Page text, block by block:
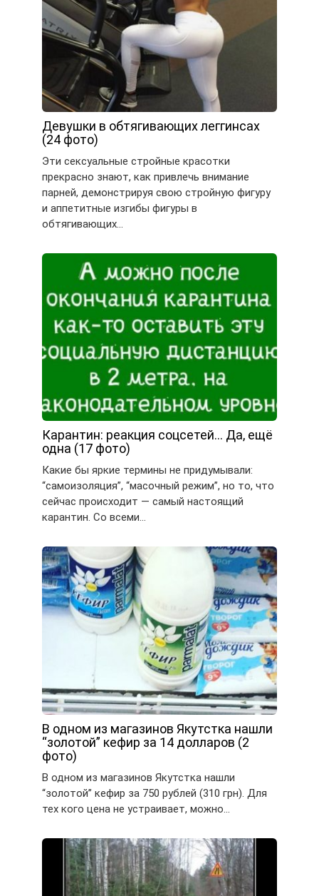
Девушки в обтягивающих леггинсах
(24 фото)
Эти сексуальные стройные красотки
прекрасно знают, как привлечь внимание
парней, демонстрируя свою стройную фигуру
и аппетитные изгибы фигуры в
обтягивающих…
Карантин: реакция соцсетей… Да, ещё
одна (17 фото)
Какие бы яркие термины не придумывали:
“самоизоляция”, “масочный режим”, но то, что
сейчас происходит — самый настоящий
карантин. Со всеми…
В одном из магазинов Якутстка нашли
“золотой” кефир за 14 долларов (2
фото)
В одном из магазинов Якутстка нашли
“золотой” кефир за 750 рублей (310 грн). Для
тех кого цена не устраивает, можно…